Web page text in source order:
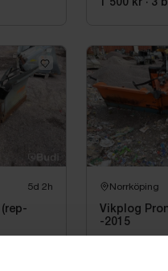
1 500 kr · 3
5d 2h Norrköping
Vikplog
-2015